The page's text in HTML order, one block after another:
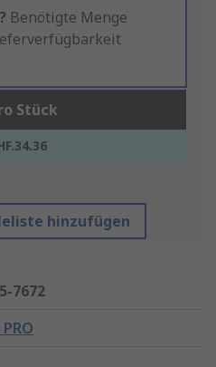
Benötigte Menge
Stück
hinzufügen
7672
PRO